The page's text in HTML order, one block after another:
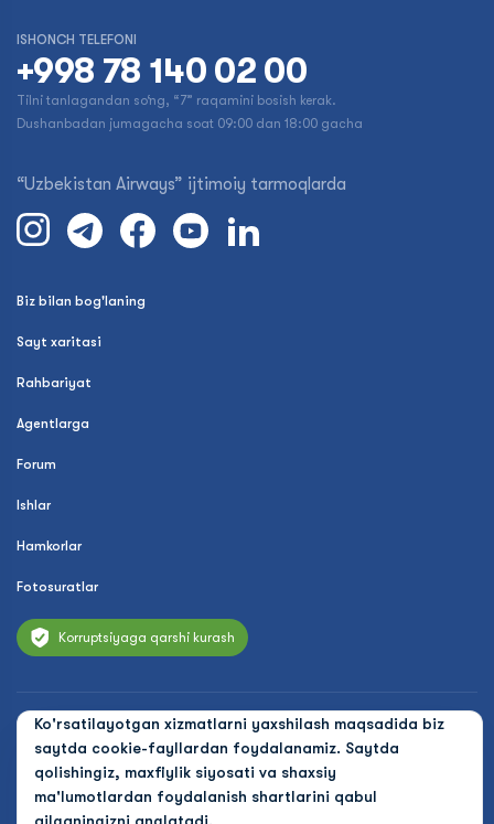
Ko'rsatilayotgan xizmatlarni yaxshilash maqsadida biz
saytda cookie-fayllardan foydalanamiz. Saytda
qolishingiz, maxfiylik siyosati va shaxsiy
ma'lumotlardan foydalanish shartlarini qabul
ISHONCH TELEFONI
+998 78 140 02 00
Tilni tanlagandan so‘ng, “7” raqamini bosish kerak.
Dushanbadan jumagacha soat 09:00 dan 18:00 gacha
“Uzbekistan Airways” ijtimoiy tarmoqlarda
Biz bilan bog'laning
Sayt xaritasi
Rahbariyat
Agentlarga
Forum
Ishlar
Hamkorlar
Fotosuratlar
Korruptsiyaga qarshi kurash
© 2026 Uzbekistan Airways
Maxfiylik siyosati
Ommaviy oferta